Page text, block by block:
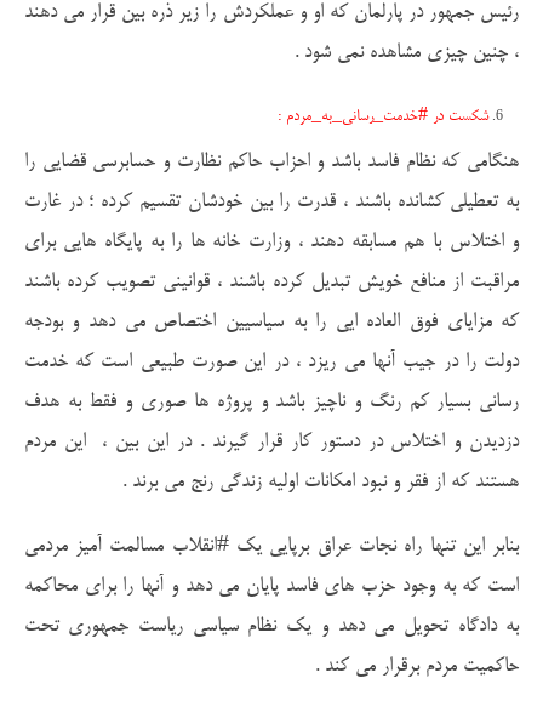
رئیس جمهور در پارلمان که او و عملکردش را زیر ذره بین قرار می دهند
، چنین چیزی مشاهده نمی شود .
شکست در #خدمت_رسانی_به_مردم :
هنگامی که نظام فاسد باشد و احزاب حاکم نظارت و حسابرسی قضایی را
به تعطیلی کشانده باشند ، قدرت را بین خودشان تقسیم کرده ؛ در غارت
و اختلاس با هم مسابقه دهند ، وزارت خانه ها را به پایگاه هایی برای
مراقبت از منافع خویش تبدیل کرده باشند ، قوانینی تصویب کرده باشند
که مزایای فوق العاده ایی را به سیاسیین اختصاص می دهد و بودجه
دولت را در جیب آنها می ریزد ، در این صورت طبیعی است که خدمت
رسانی بسیار کم رنگ و ناچیز باشد و پروژه ها صوری و فقط به هدف
دزدیدن و اختلاس در دستور کار قرار گیرند . در این بین ، این مردم
هستند که از فقر و نبود امکانات اولیه زندگی رنج می برند .
بنابر این تنها راه نجات عراق برپایی یک #انقلاب مسالمت آمیز مردمی
است که به وجود حزب های فاسد پایان می دهد و آنها را برای محاکمه
به دادگاه تحویل می دهد و یک نظام سیاسی ریاست جمهوری تحت
حاکمیت مردم برقرار می کند .